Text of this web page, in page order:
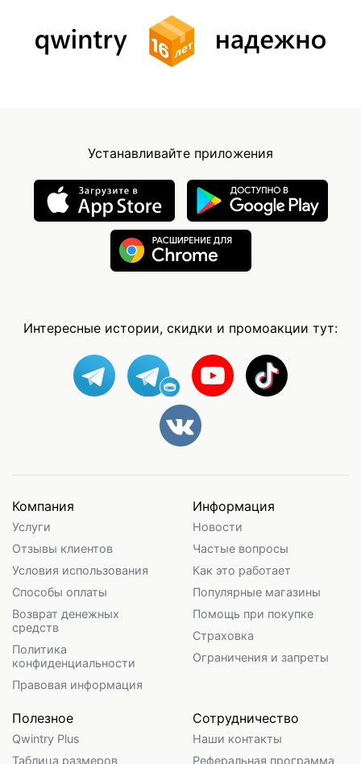
Устанавливайте приложения
Интересные истории, скидки и промоакции тут:
Компания
Услуги
Отзывы клиентов
Условия использования
Способы оплаты
Возврат денежных
средств
Политика
конфиденциальности
Правовая информация
Информация
Новости
Частые вопросы
Как это работает
Популярные магазины
Помощь при покупке
Страховка
Ограничения и запреты
Полезное
Qwintry Plus
Таблица размеров
Сотрудничество
Наши контакты
Реферальная программа